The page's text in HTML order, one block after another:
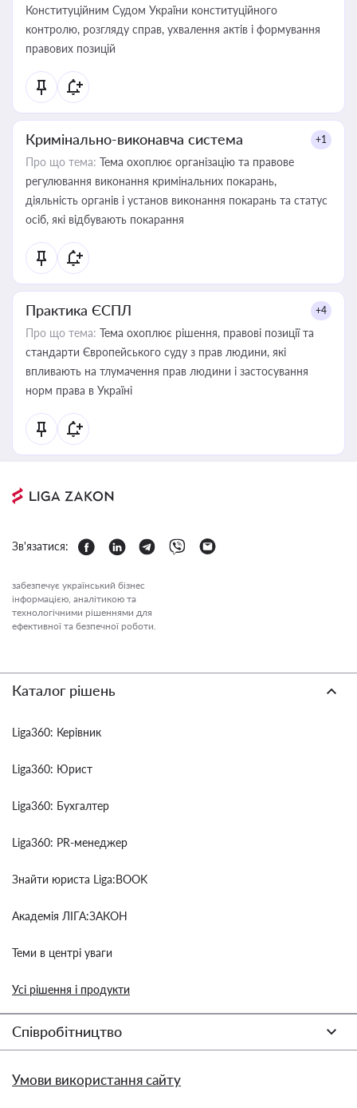
Конституційним Судом України конституційного
контролю, розгляду справ, ухвалення актів і формування
правових позицій
Кримінально-виконавча система +1
Про що тема: Тема охоплює організацію та правове
регулювання виконання кримінальних покарань,
діяльність органів і установ виконання покарань та статус
осіб, які відбувають покарання
Практика ЄСПЛ +4
Про що тема: Тема охоплює рішення, правові позиції та
стандарти Європейського суду з прав людини, які
впливають на тлумачення прав людини і застосування
норм права в Україні
Зв'язатися:
забезпечує український бізнес
інформацією, аналітикою та
технологічними рішеннями для
ефективної та безпечної роботи.
Каталог рішень
Liga360: Керівник
Liga360: Юрист
Liga360: Бухгалтер
Liga360: PR-менеджер
Знайти юриста Liga:BOOK
Академія ЛІГА:ЗАКОН
Теми в центрі уваги
Усі рішення і продукти
Співробітництво
Умови використання сайту